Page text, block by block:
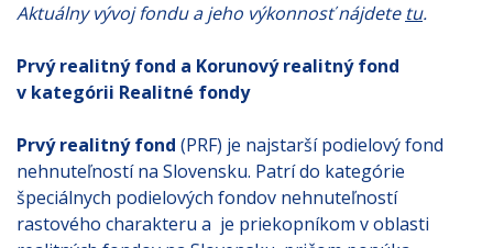
Aktuálny vývoj fondu a jeho výkonnosť nájdete tu.
Prvý realitný fond a Korunový realitný fond
v kategórii Realitné fondy
Prvý realitný fond (PRF) je najstarší podielový fond
nehnuteľností na Slovensku. Patrí do kategórie
špeciálnych podielových fondov nehnuteľností
rastového charakteru a je priekopníkom v oblasti